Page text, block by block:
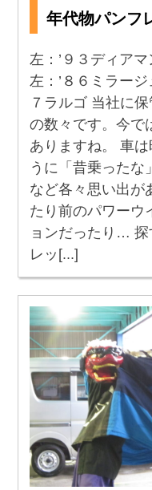
年代物パンフ
左：’９３ディア
左：’８６ミラー
７ラルゴ 当社に
の数々です。今で
ありますね。 車
うに「昔乗ったな
など各々思い出が
たり前のパワーウ
ョンだったり… 探
レッ[...]